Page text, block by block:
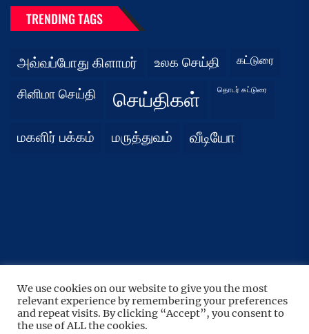
TRENDING TAGS
அவ்வப்போது கிளாமர் உலக செய்தி கட்டுரை
சினிமா செய்தி செய்திகள் தொடர் கட்டுரை
மகளிர் பக்கம் மருத்துவம் வீடியோ
UP↑
Copyright © 2026 நிதர்சனம்.All rights reserved.
Theme: BoundlessNews ByThemeinwp.
We use cookies on our website to give you the most
relevant experience by remembering your preferences
and repeat visits. By clicking “Accept”, you consent to
the use of ALL the cookies.